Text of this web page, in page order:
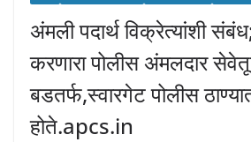
अंमली पदार्थ विक्रेत्यांशी
करणारा पोलीस अंमलदार
बडतर्फ,स्वारगेट पोलीस
होते.apcs.in